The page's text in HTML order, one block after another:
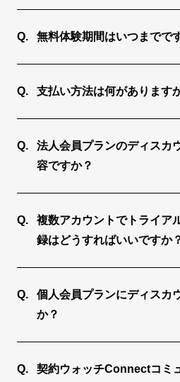
④招待メールの「登録する
・プラン選択
・お客様情報
・クーポン入力（必要に応
⑥登録完了直後から「契約
インいただけます。
える機能に違いはありませ
バイスでご利用される場合
・ご契約開始後：ダッシュ
後に変更・解約が適用され
間の途中で解約手続きをさ
に伴う返金はできかねます
なお、個人プランと法人プ
無料体験期間はいつまでで
は一切発生しません。ただ
体験をご利用済みの場合は
支払い方法は何があります
以上でご契約の場合のみ、
への変更が可能です。詳細
い。
求書払い（銀行振込）への
お問い合わせください。
法人会員プランのディスカ
容ですか？
※６アカウント（ID）から
す。
引なし）
6〜10 ID：36,960円（税込
11〜30 ID：34,320円（税
31〜 ID：31,680円（税込）
複数アカウントでトライア
録はどうすればいいですか
その後、本登録をお進めい
始しましたら、「参加ユー
の方をご招待いただきます
個人会員プランにディスカ
か？
契約ウォッチConnectコミ